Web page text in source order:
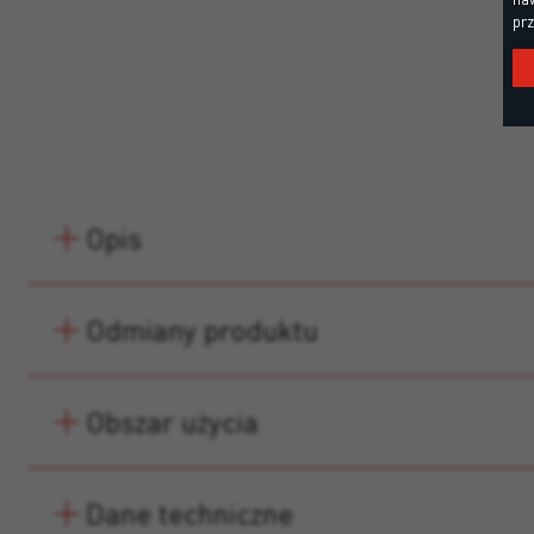
Opis
Odmiany produktu
Obszar użycia
Dane techniczne